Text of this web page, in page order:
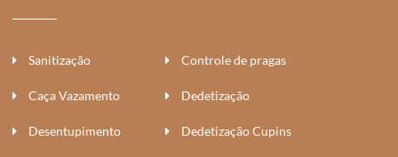
Sanitização
Caça Vazamento
Desentupimento
Controle de pragas
Dedetização
Dedetização Cupins